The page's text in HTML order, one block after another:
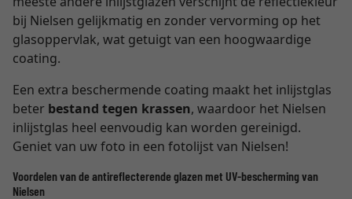
bij Nielsen gelijkmatig en zonder vervorming op het
glasoppervlak, wat getuigt van een hoogwaardige
coating.
Een extra beschermende coating maakt het inlijstglas
beter bestand tegen krassen, waardoor het Nielsen
inlijstglas heel eenvoudig kan worden gereinigd.
Geniet van uw foto in een fotolijst van Nielsen!
Voordelen van de antireflecterende glazen met UV-bescherming van
Nielsen